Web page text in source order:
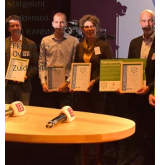
Uitgelicht
Gelderland
Het KANNN
Flevoland +
Overijssel
Zuid-Holland